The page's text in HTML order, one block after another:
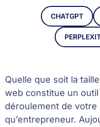
CHATGPT
Quelle que soit la
web constitue un
déroulement de votre
qu’entrepreneur.